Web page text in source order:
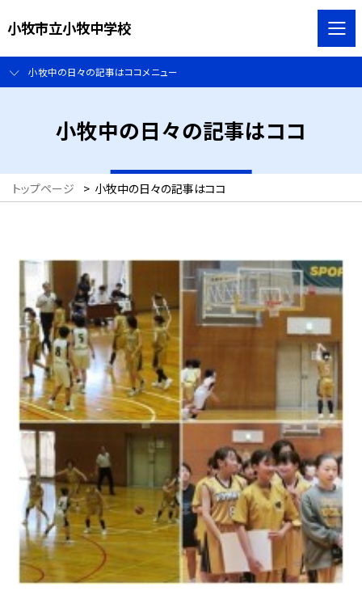
小牧市立小牧中学校
小牧中の日々の記事はココメニュー
小牧中の日々の記事はココ
トップページ > 小牧中の日々の記事はココ